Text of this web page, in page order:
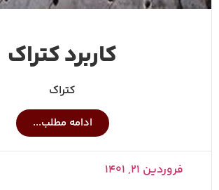
کاربرد کتراک
کتراک
ادامه مطلب...
فروردین ۲۱, ۱۴۰۱